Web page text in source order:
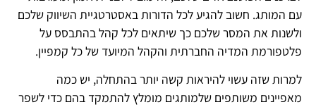
עם המותג. חשוב להגיע לכל הדורות באסטרטגיית השיווק שלכם
ולשנות את המסר שלכם כך שיתאים לכל קהל בהתבסס על
פלטפורמת המדיה החברתית והקהל המיועד של כל קמפיין.
למרות שזה עשוי להיראות קשה יותר בהתחלה, יש כמה
מאפיינים משותפים שלמותגים מומלץ להתמקד בהם כדי לשפר